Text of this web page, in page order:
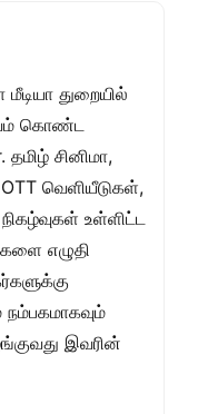
துறையில்
கொண்ட
சினிமா,
வெளியீடுகள்,
உள்ளிட்ட
எழுதி
நம்பகமாகவும்
இவரின்